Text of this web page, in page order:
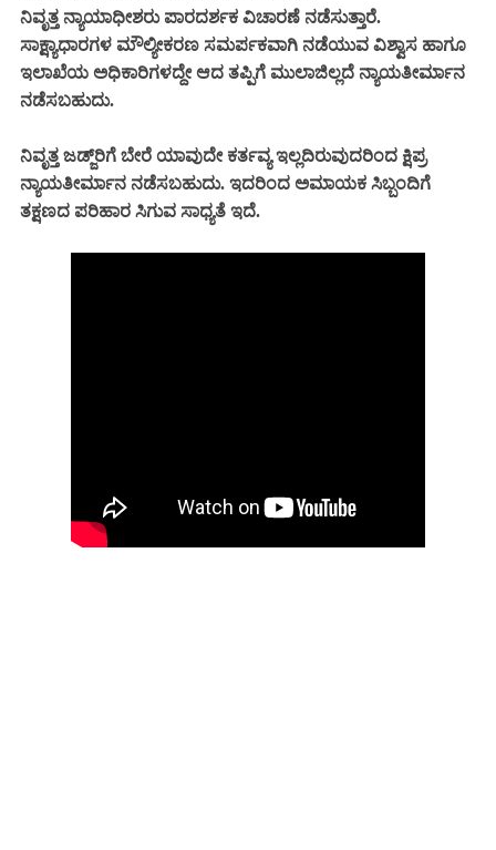
ನಿವೃತ್ತ ನ್ಯಾಯಾಧೀಶರು ಪಾರದರ್ಶಕ ವಿಚಾರಣೆ ನಡೆಸುತ್ತಾರೆ.
ಸಾಕ್ಷ್ಯಾಧಾರಗಳ ಮೌಲ್ಯೀಕರಣ ಸಮರ್ಪಕವಾಗಿ ನಡೆಯುವ ವಿಶ್ವಾಸ ಹಾಗೂ
ಇಲಾಖೆಯ ಅಧಿಕಾರಿಗಳದ್ದೇ ಆದ ತಪ್ಪಿಗೆ ಮುಲಾಜಿಲ್ಲದೆ ನ್ಯಾಯತೀರ್ಮಾನ
ನಡೆಸಬಹುದು.
ನಿವೃತ್ತ ಜಡ್ಜ್‌ರಿಗೆ ಬೇರೆ ಯಾವುದೇ ಕರ್ತವ್ಯ ಇಲ್ಲದಿರುವುದರಿಂದ ಕ್ಷಿಪ್ರ
ನ್ಯಾಯತೀರ್ಮಾನ ನಡೆಸಬಹುದು. ಇದರಿಂದ ಅಮಾಯಕ ಸಿಬ್ಬಂದಿಗೆ
ತಕ್ಷಣದ ಪರಿಹಾರ ಸಿಗುವ ಸಾಧ್ಯತೆ ಇದೆ.